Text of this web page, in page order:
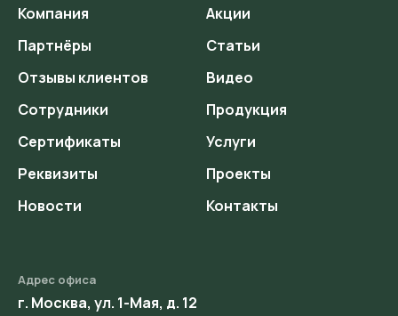
Компания
Партнёры
Отзывы клиентов
Сотрудники
Сертификаты
Реквизиты
Новости
Акции
Статьи
Видео
Продукция
Услуги
Проекты
Контакты
Адрес офиса
г. Москва, ул. 1-Мая, д. 12